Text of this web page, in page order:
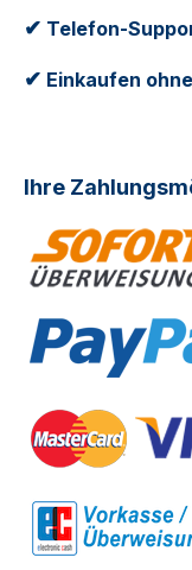
✔ Telefon-
✔ Einkaufen
Ihre